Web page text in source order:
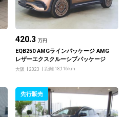
420.3 万円
EQB250 AMGラインパッケージ AMG
レザーエクスクルーシブパッケージ
大阪 2023 距離 18,116km
先行販売